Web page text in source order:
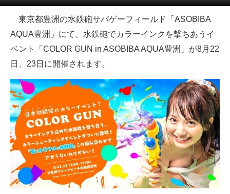
メディア
注目記事を集めた総合ページ
ITの今と未来を見通す
スマホと通信の最新トレンド
進化するPCとデバイスの未来
好きが集まる 比べて選べる
ビジネスと働き方のヒント
AI活用のいまが分かる
企業ITのトレンドを詳説
東京都豊洲の水鉄砲サバゲーフィールド「ASOBIBA
AQUA豊洲」にて、水鉄砲でカラーインクを撃ちあうイ
ベント「COLOR GUN in ASOBIBA AQUA豊洲」が8月22
日、23日に開催されます。